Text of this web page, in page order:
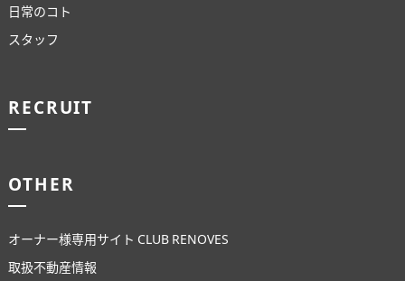
日常のコト
スタッフ
RECRUIT
OTHER
オーナー様専用サイト CLUB RENOVES
取扱不動産情報